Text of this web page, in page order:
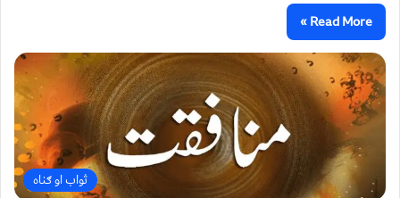
Read More »
ثواب او ګناه